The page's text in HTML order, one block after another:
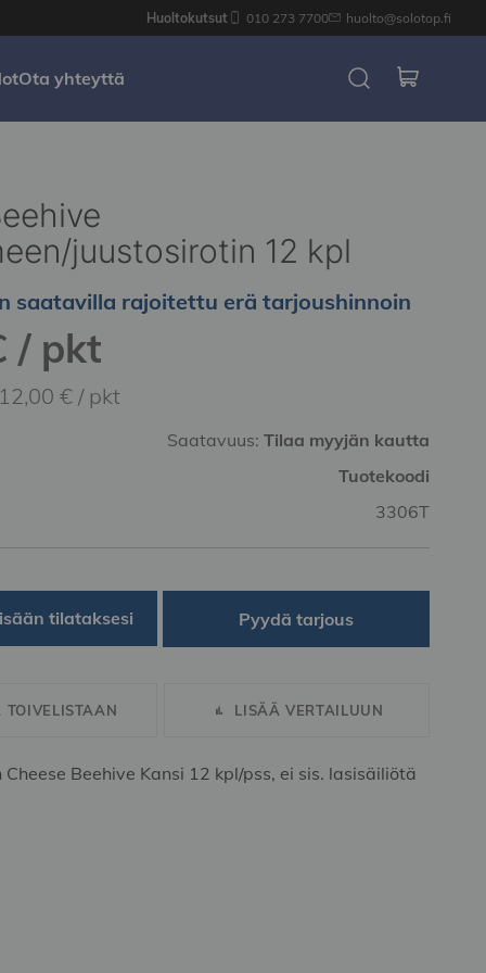
Huoltokutsut 010 273 7700 huolto@solotop.fi
Ota yhteyttä
juustosirotin 12 kpl
saatavilla rajoitettu erä tarjoushinnoin
/ pkt
12,00 € / pkt
Saatavuus: Tilaa myyjän kautta
Tuotekoodi
3306T
tilataksesi Pyydä tarjous
TOIVELISTAAN LISÄÄ VERTAILUUN
Beehive Kansi 12 kpl/pss, ei sis. lasisäiliötä